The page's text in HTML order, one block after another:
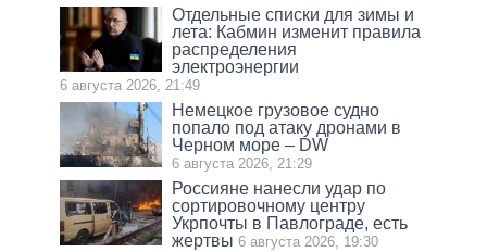
Отдельные списки для зимы и
лета: Кабмин изменит правила
распределения
электроэнергии
6 августа 2026, 21:49
Немецкое грузовое судно
попало под атаку дронами в
Черном море – DW
6 августа 2026, 21:29
Россияне нанесли удар по
сортировочному центру
Укрпочты в Павлограде, есть
жертвы 6 августа 2026, 19:30